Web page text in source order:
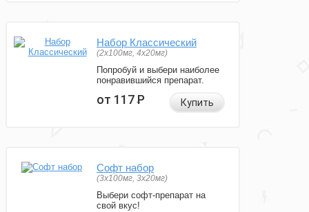
Набор Классический
(2x100мг, 4x20мг)
Попробуй и выбери наиболее
понравившийся препарат.
от 117Р Купить
Софт набор
(3x100мг, 3x20мг)
Выбери софт-препарат на
свой вкус!